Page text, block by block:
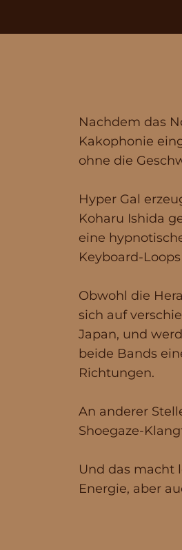
Nachdem das
Kakophonie
ohne die
Hyper Gal
Koharu Ishida
eine
Keyboard-
Obwohl die
sich auf
Japan, und
beide Bands
Richtungen.
An anderer
Shoegaze-
Und das macht
Energie, aber